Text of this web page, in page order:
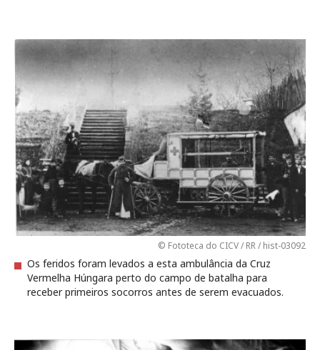
© Fototeca do CICV / RR / hist-03092
Os feridos foram levados a esta ambulância da Cruz
Vermelha Húngara perto do campo de batalha para
receber primeiros socorros antes de serem evacuados.